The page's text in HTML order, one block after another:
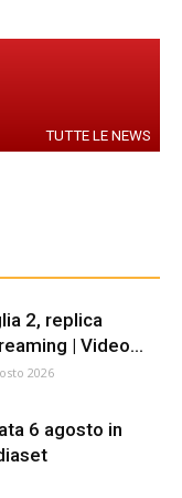
TUTTE LE NEWS
2, replica
| Video...
2026
6 agosto in